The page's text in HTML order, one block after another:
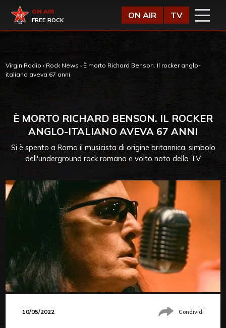
Virgin Radio
ON AIR
FREE ROCK
ON AIR TV
Virgin Radio › Rock News › È morto Richard Benson. Il rocker anglo-
italiano aveva 67 anni
È MORTO RICHARD BENSON. IL ROCKER
ANGLO-ITALIANO AVEVA 67 ANNI
Si è spento a Roma il musicista di origine britannica, simbolo
dell'underground rock romano e volto noto della TV
10/05/2022 Condividi